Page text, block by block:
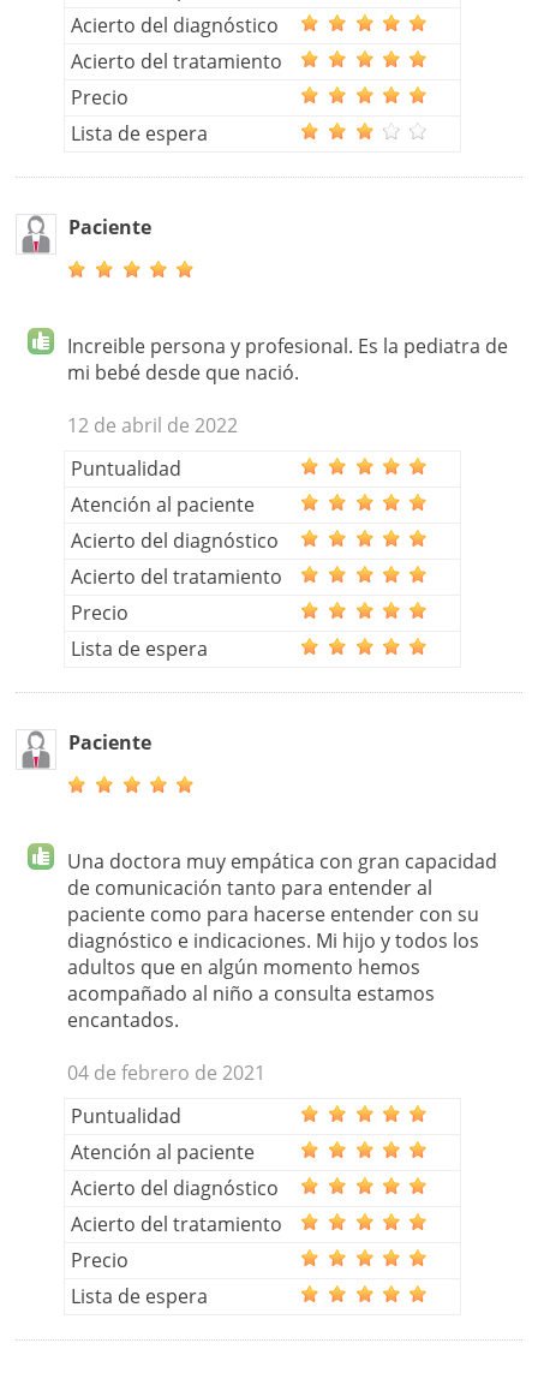
Acierto del diagnóstico
Acierto del tratamiento
Precio
Lista de espera
Paciente
Increible persona y profesional. Es la pediatra de
mi bebé desde que nació.
12 de abril de 2022
Puntualidad
Atención al paciente
Acierto del diagnóstico
Acierto del tratamiento
Precio
Lista de espera
Paciente
Una doctora muy empática con gran capacidad
de comunicación tanto para entender al
paciente como para hacerse entender con su
diagnóstico e indicaciones. Mi hijo y todos los
adultos que en algún momento hemos
acompañado al niño a consulta estamos
encantados.
04 de febrero de 2021
Puntualidad
Atención al paciente
Acierto del diagnóstico
Acierto del tratamiento
Precio
Lista de espera